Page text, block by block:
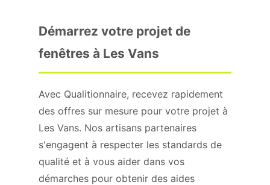
Démarrez votre projet de
fenêtres à Les Vans
Avec Qualitionnaire, recevez rapidement
des offres sur mesure pour votre projet à
Les Vans. Nos artisans partenaires
s'engagent à respecter les standards de
qualité et à vous aider dans vos
démarches pour obtenir des aides